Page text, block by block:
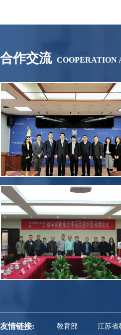
合作交流 COOPERATION
我校与韩国首尔大学医学院签署
协议
友情链接: 教育部 江苏省